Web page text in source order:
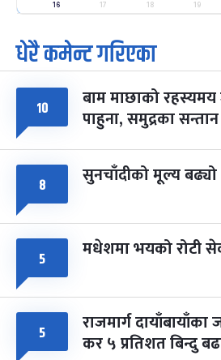
मंगल फाल्गुन २५, २०८३ Mar 9, 2027
७
आइत
पूर्णिमा व्रत
चैत्र ७, २०८३-Mar 21, 2027
८ फागुपूर्णिमा
चैत्र ८, २०८३-Mar 22, 2027
16 17 18 19
धेरै कमेन्ट गरिएका
१० बाम माछाको
पाहुना, समुद्रका सन्तान
८ सुनचाँदीको मूल्य बढ्यो
५ मधेशमा भयको रोटी
५ राजमार्ग दायाँबायाँका
कर ५ प्रतिशत बिन्दु